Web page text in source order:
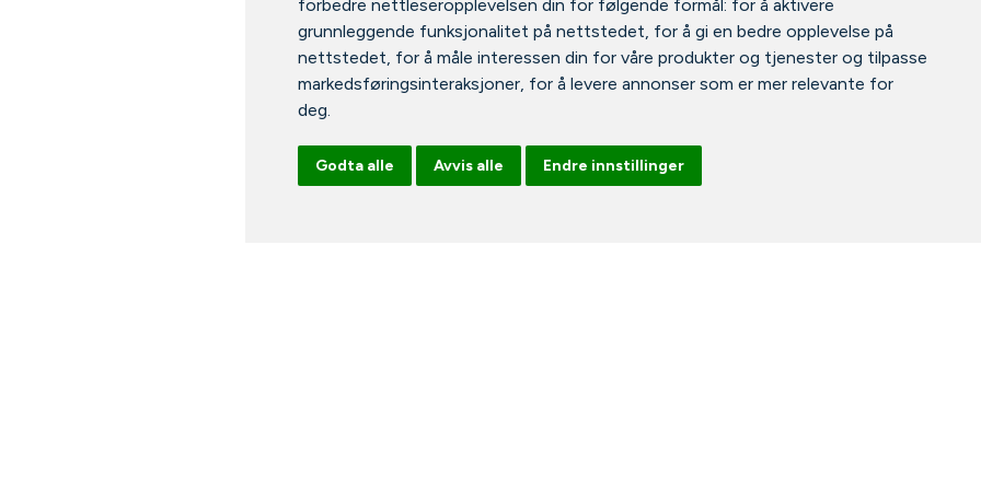
forbedre nettleseropplevelsen din for følgende formål: for å aktivere
grunnleggende funksjonalitet på nettstedet, for å gi en bedre opplevelse på
nettstedet, for å måle interessen din for våre produkter og tjenester og tilpasse
markedsføringsinteraksjoner, for å levere annonser som er mer relevante for
deg.
Godta alle Avvis alle Endre innstillinger